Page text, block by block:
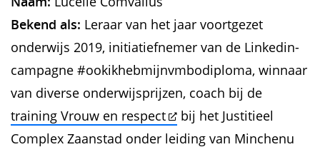
Bekend als: Leraar van het jaar voortgezet
onderwijs 2019, initiatiefnemer van de Linkedin-
campagne #ookikhebmijnvmbodiploma, winnaar
van diverse onderwijsprijzen, coach bij de
training Vrouw en respect
bij het Justitieel
Complex Zaanstad onder leiding van Minchenu